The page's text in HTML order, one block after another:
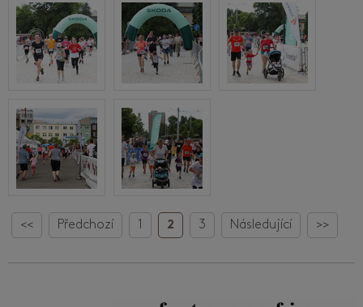
<< Předchozí 1 2 3 Následující >>